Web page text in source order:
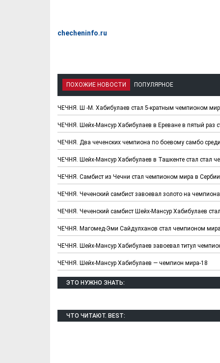
checheninfo.ru
ПОХОЖИЕ НОВОСТИ ПОПУЛЯРНОЕ
ЧЕЧНЯ. Ш -М. Хабибулаев стал 5-кратным чемпионом
ЧЕЧНЯ. Шейх-Мансур Хабибулаев в Ереване в пятый раз
ЧЕЧНЯ. Два чеченских чемпиона по боевому самбо
ЧЕЧНЯ. Шейх-Мансур Хабибулаев в Ташкенте стал стал
ЧЕЧНЯ. Самбист из Чечни стал чемпионом мира в Сербии
ЧЕЧНЯ. Чеченский самбист завоевал золото на
ЧЕЧНЯ. Чеченский самбист Шейх-Мансур Хабибулаев
ЧЕЧНЯ. Магомед-Эми Сайдулханов стал чемпионом
ЧЕЧНЯ. Шейх-Мансур Хабибулаев завоевал титул
ЧЕЧНЯ. Шейх-Мансур Хабибулаев — чемпион мира-18
ЭТО НУЖНО ЗНАТЬ:
ЧТО ЧИТАЮТ. BEST: